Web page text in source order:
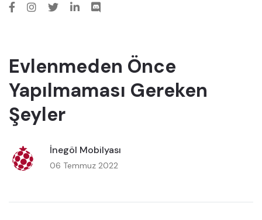
Evlenmeden Önce
Yapılmaması Gereken
Şeyler
İnegöl Mobilyası
06 Temmuz 2022